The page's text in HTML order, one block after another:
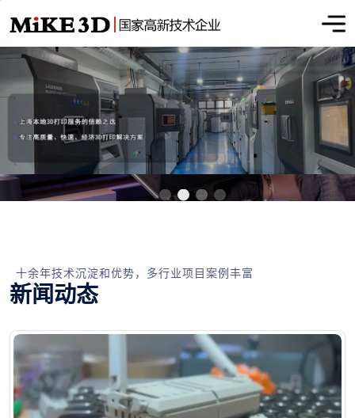
十余年技术沉淀和优势，多行业项目案例丰富
新闻动态